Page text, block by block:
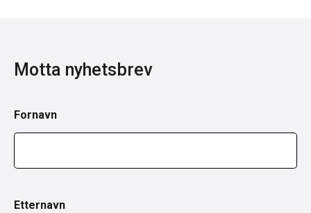
Motta nyhetsbrev
Fornavn
Etternavn